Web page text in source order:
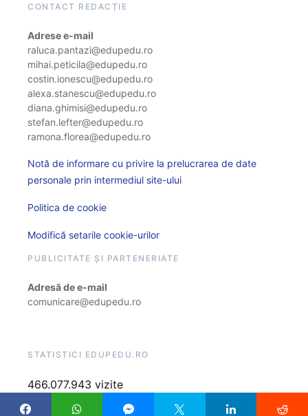
CONTACT REDACȚIE
Adrese e-mail
raluca.pantazi@edupedu.ro
mihai.peticila@edupedu.ro
costin.ionescu@edupedu.ro
alexa.stanescu@edupedu.ro
diana.ghimisi@edupedu.ro
stefan.lefter@edupedu.ro
ramona.florea@edupedu.ro
Notă de informare cu privire la prelucrarea de date
personale prin intermediul site-ului
Politica de cookie
Modifică setarile cookie-urilor
PUBLICITATE ȘI PARTENERIATE
Adresă de e-mail
comunicare@edupedu.ro
STATISTICI EDUPEDU.RO
466.077.943 vizite